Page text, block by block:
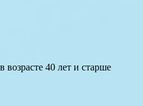
40 лет и старше